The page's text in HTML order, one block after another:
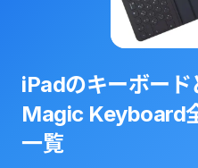
iPadのキーボード
Magic Keyboard
一覧